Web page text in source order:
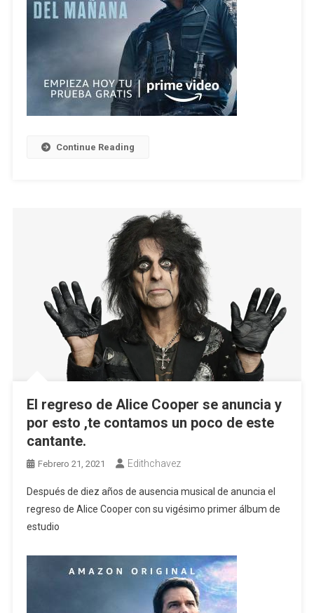
Continue Reading
El regreso de Alice Cooper se anuncia y
por esto ,te contamos un poco de este
cantante.
Febrero 21, 2021 Edithchavez
Después de diez años de ausencia musical de anuncia el
regreso de Alice Cooper con su vigésimo primer álbum de
estudio